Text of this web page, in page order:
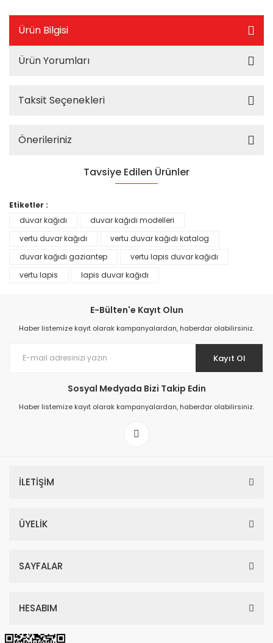
Ürün Bilgisi
Ürün Yorumları
Taksit Seçenekleri
Önerileriniz
Tavsiye Edilen Ürünler
Prime ArtDECO Duvar Kağıdı Tutkalı 500 gr
199,00 TL
Etiketler :
duvar kağıdı
duvar kağıdı modelleri
vertu duvar kağıdı
vertu duvar kağıdı katalog
duvar kağıdı gaziantep
vertu lapis duvar kağıdı
vertu lapis
lapis duvar kağıdı
E-Bülten'e Kayıt Olun
Haber listemize kayıt olarak kampanyalardan, haberdar olabilirsiniz.
Kayıt Ol
Sosyal Medyada Bizi Takip Edin
Haber listemize kayıt olarak kampanyalardan, haberdar olabilirsiniz.
İLETİŞİM
ÜYELİK
SAYFALAR
HESABIM